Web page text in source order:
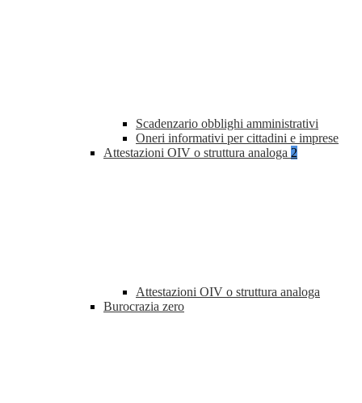
Scadenzario obblighi amministrativi
Oneri informativi per cittadini e imprese
Attestazioni OIV o struttura analoga 2
Attestazioni OIV o struttura analoga
Burocrazia zero